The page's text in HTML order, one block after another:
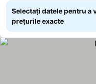
Selectați datele pentru a
prețurile exacte